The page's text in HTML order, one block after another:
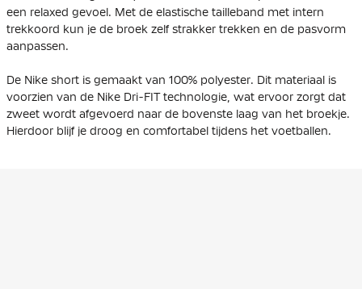
een relaxed gevoel. Met de elastische tailleband met intern
trekkoord kun je de broek zelf strakker trekken en de pasvorm
aanpassen.
De Nike short is gemaakt van 100% polyester. Dit materiaal is
voorzien van de Nike Dri-FIT technologie, wat ervoor zorgt dat
zweet wordt afgevoerd naar de bovenste laag van het broekje.
Hierdoor blijf je droog en comfortabel tijdens het voetballen.